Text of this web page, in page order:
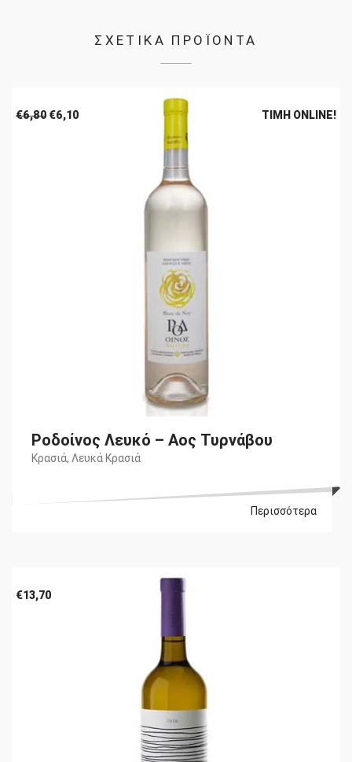
ΣΧΕΤΙΚΑ ΠΡΟΪΟΝΤΑ
€6,80 Original
€6,10Η
ΤΙΜΉ ONLINE!
Ροδοίνος Λευκό – Αος Τυρνάβου
Κρασιά, Λευκά Κρασιά
Περισσότερα
€13,70